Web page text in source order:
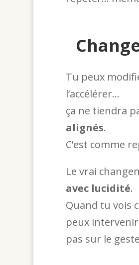
Tu peux
l’accélérer…
ça ne tiendra
alignés.
C’est comme
Le vrai
avec lucidité.
Quand tu vois
peux
pas sur le